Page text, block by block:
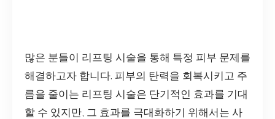
많은 분들이 리프팅 시술을 통해 특정 피부 문제를
해결하고자 합니다. 피부의 탄력을 회복시키고 주
름을 줄이는 리프팅 시술은 단기적인 효과를 기대
할 수 있지만, 그 효과를 극대화하기 위해서는 사